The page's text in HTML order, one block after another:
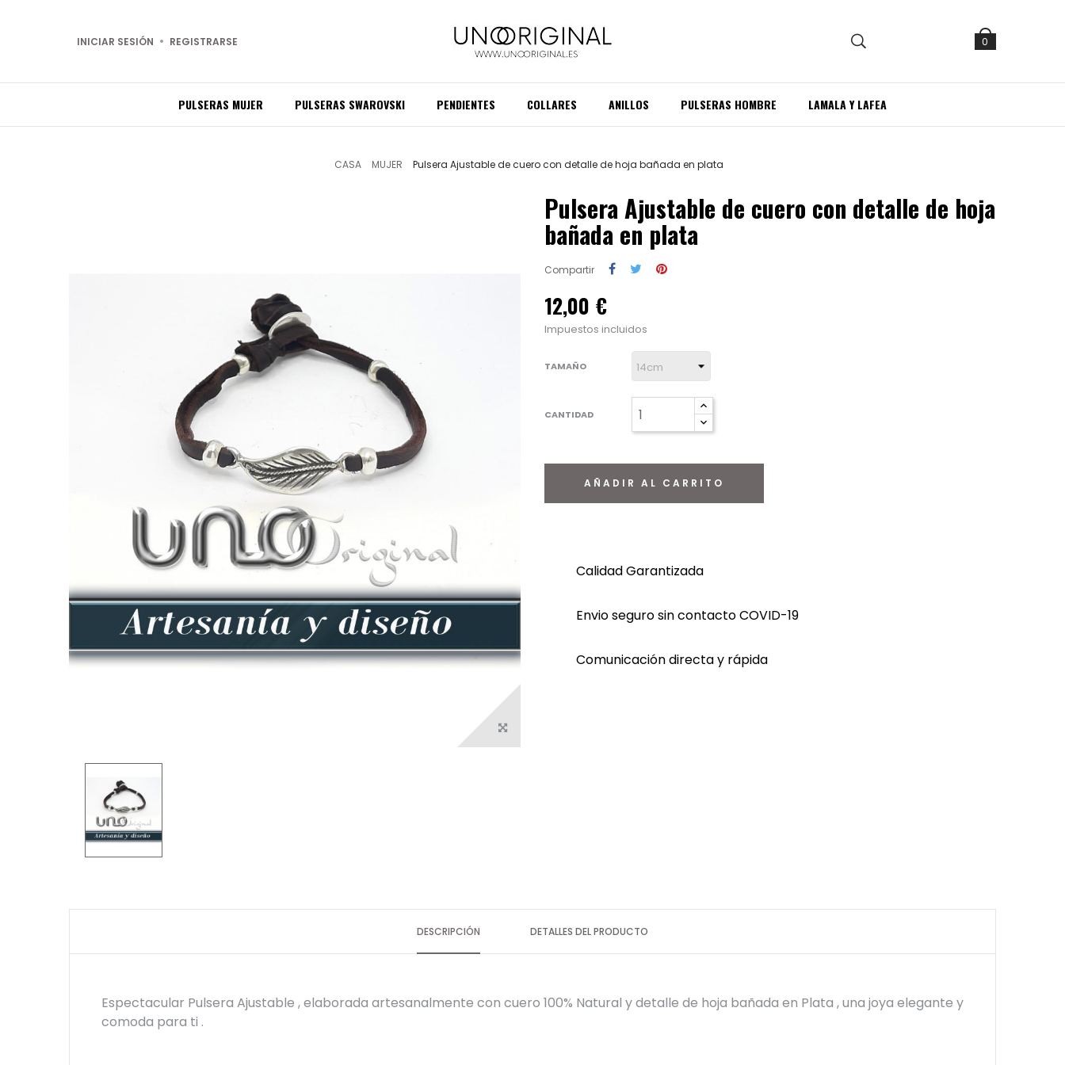
INICIAR SESIÓN REGISTRARSE 0
PULSERAS MUJER PULSERAS SWAROVSKI PENDIENTES COLLARES ANILLOS PULSERAS HOMBRE LAMALA Y LAFEA
CASA MUJER Pulsera Ajustable de cuero con detalle de hoja bañada en plata
Pulsera Ajustable de cuero con detalle de hoja
bañada en plata
Compartir
12,00 €
Impuestos incluidos
TAMAÑO
CANTIDAD
AÑADIR AL CARRITO
Calidad Garantizada
Envio seguro sin contacto COVID-19
Comunicación directa y rápida
DESCRIPCIÓN DETALLES DEL PRODUCTO
Espectacular Pulsera Ajustable , elaborada artesanalmente con cuero 100% Natural y detalle de hoja bañada en Plata , una joya elegante y
comoda para ti .